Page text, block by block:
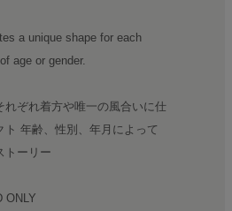
a unique shape for each
age or gender.
れぞれ着方や唯一の風合いに仕
ト 年齢、性別、年月によって
トーリー
ONLY